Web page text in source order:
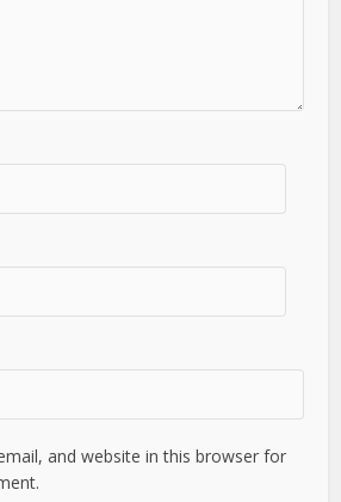
and website in this browser for